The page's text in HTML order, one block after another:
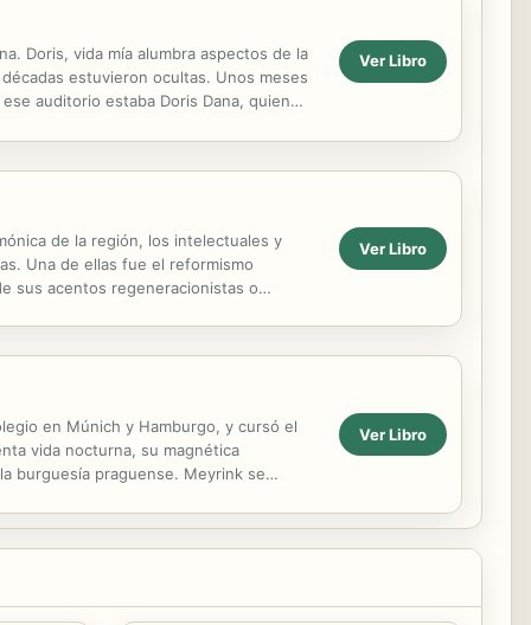
Doris, vida mía alumbra aspectos de la
estuvieron ocultas. Unos meses
auditorio estaba Doris Dana, quien
Ver Libro
de la región, los intelectuales y
Una de ellas fue el reformismo
sus acentos regeneracionistas o
Ver Libro
en Múnich y Hamburgo, y cursó el
vida nocturna, su magnética
burguesía praguense. Meyrink se
Ver Libro